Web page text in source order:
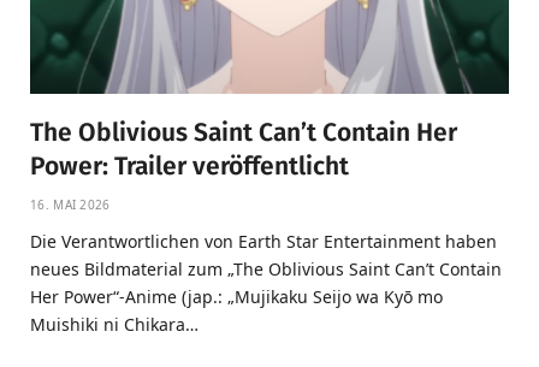
The Oblivious Saint Can’t Contain Her
Power: Trailer veröffentlicht
16. MAI 2026
Die Verantwortlichen von Earth Star Entertainment haben
neues Bildmaterial zum „The Oblivious Saint Can’t Contain
Her Power“-Anime (jap.: „Mujikaku Seijo wa Kyō mo
Muishiki ni Chikara…